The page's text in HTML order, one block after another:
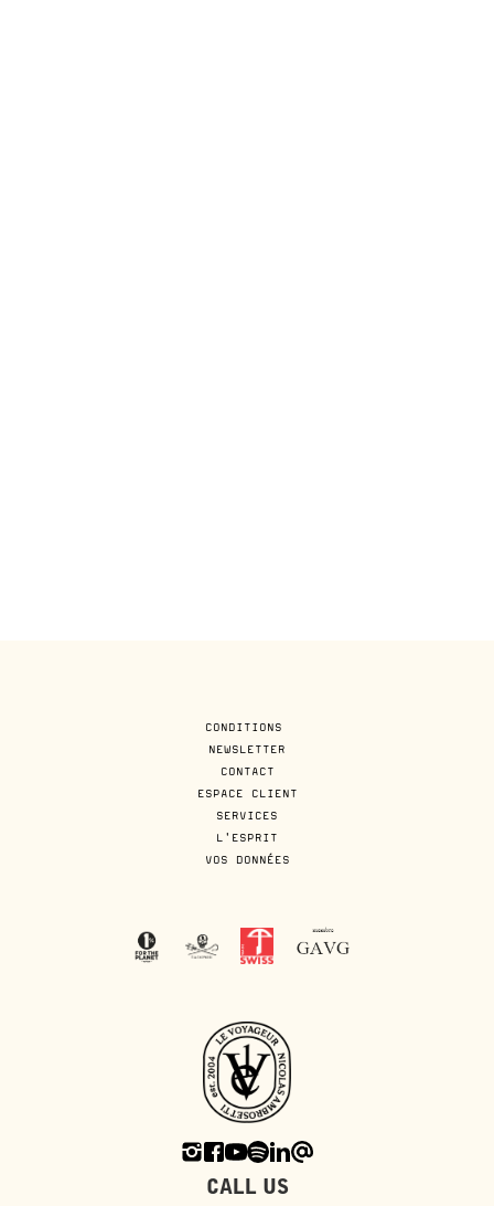
CONDITIONS
NEWSLETTER
CONTACT
ESPACE CLIENT
SERVICES
L'ESPRIT
VOS DONNÉES
CALL US